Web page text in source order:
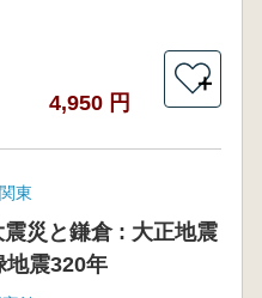
4,950 円
＋
関東
災と鎌倉 : 大正地震
地震320年